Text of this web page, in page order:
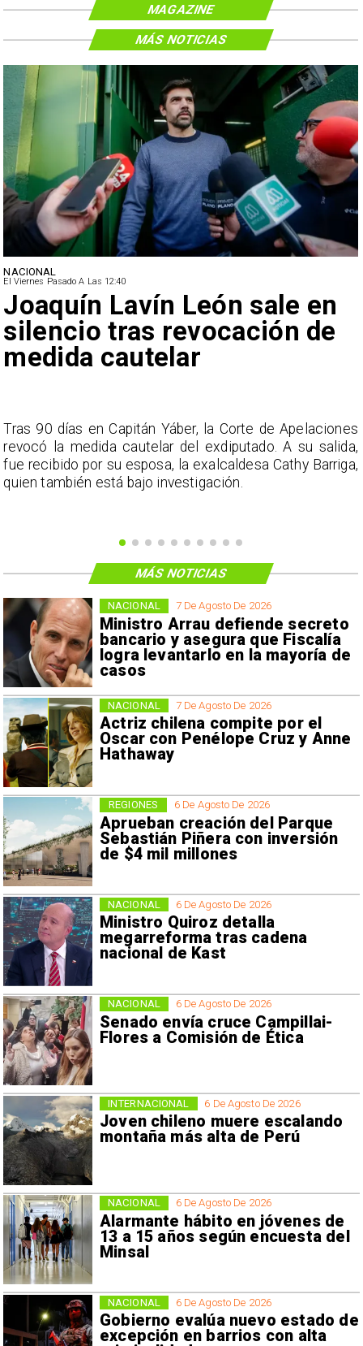
MAGAZINE
NACIONAL
El Viernes Pasado A Las 12:40
Joaquín Lavín León sale en
silencio tras revocación de
medida cautelar
Tras 90 días en Capitán Yáber, la Corte de Apelaciones
revocó la medida cautelar del exdiputado. A su salida,
fue recibido por su esposa, la exalcaldesa Cathy Barriga,
quien también está bajo investigación.
MÁS NOTICIAS
7 De Agosto De 2026
Ministro Arrau defiende secreto
bancario y asegura que Fiscalía
logra levantarlo en la mayoría de
casos
NACIONAL
7 De Agosto De 2026
Actriz chilena compite por el
Oscar con Penélope Cruz y Anne
Hathaway
NACIONAL
6 De Agosto De 2026
Aprueban creación del Parque
Sebastián Piñera con inversión
de $4 mil millones
REGIONES
6 De Agosto De 2026
Ministro Quiroz detalla
megarreforma tras cadena
nacional de Kast
NACIONAL
6 De Agosto De 2026
Senado envía cruce Campillai-
Flores a Comisión de Ética
NACIONAL
6 De Agosto De 2026
Joven chileno muere escalando
montaña más alta de Perú
INTERNACIONAL
6 De Agosto De 2026
Alarmante hábito en jóvenes de
13 a 15 años según encuesta del
Minsal
NACIONAL
6 De Agosto De 2026
Gobierno evalúa nuevo estado de
excepción en barrios con alta
NACIONAL
MÁS NOTICIAS